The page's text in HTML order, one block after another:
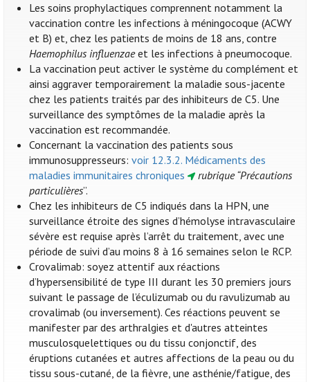
Les soins prophylactiques comprennent notamment la
vaccination contre les infections à méningocoque (ACWY
et B) et, chez les patients de moins de 18 ans, contre
Haemophilus influenzaeet les infections à pneumocoque.
La vaccination peut activer le système du complément et
ainsi aggraver temporairement la maladie sous-jacente
chez les patients traités par des inhibiteurs de C5. Une
surveillance des symptômes de la maladie après la
vaccination est recommandée.
Concernant la vaccination des patients sous
immunosuppresseurs:voir 12.3.2. Médicaments des
maladies immunitaires chroniques
rubrique “Précautions
particulières”.
Chez les inhibiteurs de C5 indiqués dans la HPN, une
surveillance étroite des signes d’hémolyse intravasculaire
sévère est requise après l’arrêt du traitement, avec une
période de suivi d’au moins 8 à 16 semaines selon le RCP.
Crovalimab: soyez attentif aux réactions
d’hypersensibilité de type III durant les 30 premiers jours
suivant le passage de l’éculizumab ou du ravulizumab au
crovalimab (ou inversement). Ces réactions peuvent se
manifester par des arthralgies et d'autres atteintes
musculosquelettiques ou du tissu conjonctif, des
éruptions cutanées et autres affections de la peau ou du
tissu sous-cutané, de la fièvre, une asthénie/fatigue, des